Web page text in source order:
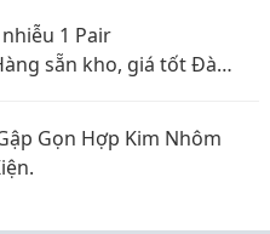
1 Pair
sẵn kho, giá tốt Đà
Gọn Hợp Kim Nhôm